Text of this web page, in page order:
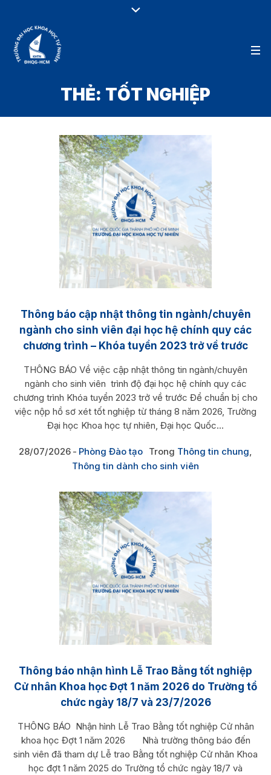
THẺ: TỐT NGHIỆP
Thông báo cập nhật thông tin ngành/chuyên
ngành cho sinh viên đại học hệ chính quy các
chương trình – Khóa tuyển 2023 trở về trước
THÔNG BÁO Về việc cập nhật thông tin ngành/chuyên
ngành cho sinh viên trình độ đại học hệ chính quy các
chương trình Khóa tuyển 2023 trở về trước Để chuẩn bị cho
việc nộp hồ sơ xét tốt nghiệp từ tháng 8 năm 2026, Trường
Đại học Khoa học tự nhiên, Đại học Quốc...
28/07/2026 Phòng Đào tạo Trong Thông tin chung,
Thông tin dành cho sinh viên
Thông báo nhận hình Lễ Trao Bằng tốt nghiệp
Cử nhân Khoa học Đợt 1 năm 2026 do Trường tổ
chức ngày 18/7 và 23/7/2026
THÔNG BÁO Nhận hình Lễ Trao Bằng tốt nghiệp Cử nhân
khoa học Đợt 1 năm 2026 Nhà trường thông báo đến
sinh viên đã tham dự Lễ trao Bằng tốt nghiệp Cử nhân Khoa
học đợt 1 năm 2025 do Trường tổ chức ngày 18/7 và